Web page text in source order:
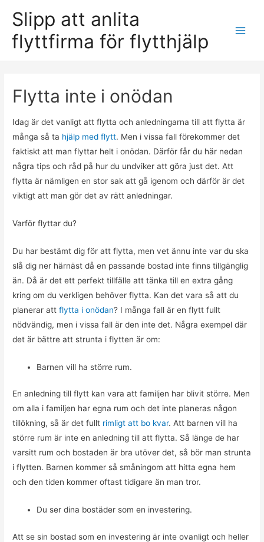
Slipp att anlita
flyttfirma för flytthjälp
Flytta inte i onödan
Idag är det vanligt att flytta och anledningarna till att flytta är
många så ta hjälp med flytt. Men i vissa fall förekommer det
faktiskt att man flyttar helt i onödan. Därför får du här nedan
några tips och råd på hur du undviker att göra just det. Att
flytta är nämligen en stor sak att gå igenom och därför är det
viktigt att man gör det av rätt anledningar.
Varför flyttar du?
Du har bestämt dig för att flytta, men vet ännu inte var du ska
slå dig ner härnäst då en passande bostad inte finns tillgänglig
än. Då är det ett perfekt tillfälle att tänka till en extra gång
kring om du verkligen behöver flytta. Kan det vara så att du
planerar attflytta i onödan? I många fall är en flytt fullt
nödvändig, men i vissa fall är den inte det. Några exempel där
det är bättre att strunta i flytten är om:
Barnen vill ha större rum.
En anledning till flytt kan vara att familjen har blivit större. Men
om alla i familjen har egna rum och det inte planeras någon
tillökning, så är det fullt rimligt att bo kvar. Att barnen vill ha
större rum är inte en anledning till att flytta. Så länge de har
varsitt rum och bostaden är bra utöver det, så bör man strunta
i flytten. Barnen kommer så småningom att hitta egna hem
och den tiden kommer oftast tidigare än man tror.
Du ser dina bostäder som en investering.
Att se sin bostad som en investering är inte ovanligt och heller